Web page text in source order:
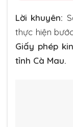
Lời khuyên:
thực hiện
Giấy phép
tỉnh Cà Mau.